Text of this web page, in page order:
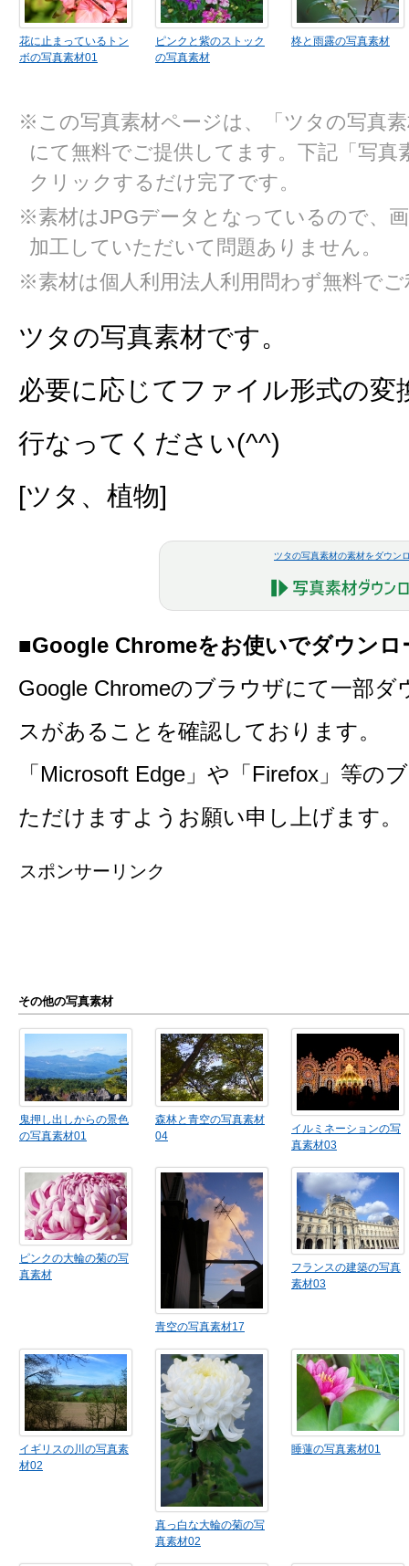
花に止まっているトン
ボの写真素材01
ピンクと紫のストック
の写真素材
柊と雨露の写真素材
※この写真素材ページは、「ツタの写真
にて無料でご提供してます。下記「写
クリックするだけ完了です。
※素材はJPGデータとなっているので、
加工していただいて問題ありません。
※素材は個人利用法人利用問わず無料で
ツタの写真素材です。
必要に応じてファイル形式の変
行なってください(^^)
[ツタ、植物]
ツタの写真素材の素材をダウン
■Google Chromeをお使いでダウンロ
Google Chromeのブラウザにて一部
スがあることを確認しております。
「Microsoft Edge」や「Firefox」等の
ただけますようお願い申し上げます。
スポンサーリンク
その他の写真素材
鬼押し出しからの景色
の写真素材01
森林と青空の写真素材
04
イルミネーションの写
真素材03
ピンクの大輪の菊の写
真素材
青空の写真素材17
フランスの建築の写真
素材03
イギリスの川の写真素
材02
真っ白な大輪の菊の写
真素材02
睡蓮の写真素材01